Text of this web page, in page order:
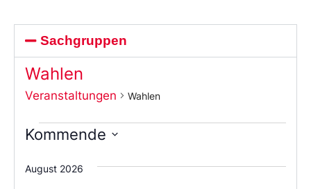
Sachgruppen
Wahlen
Veranstaltungen Wahlen
Kommende
Sie
das
August 2026